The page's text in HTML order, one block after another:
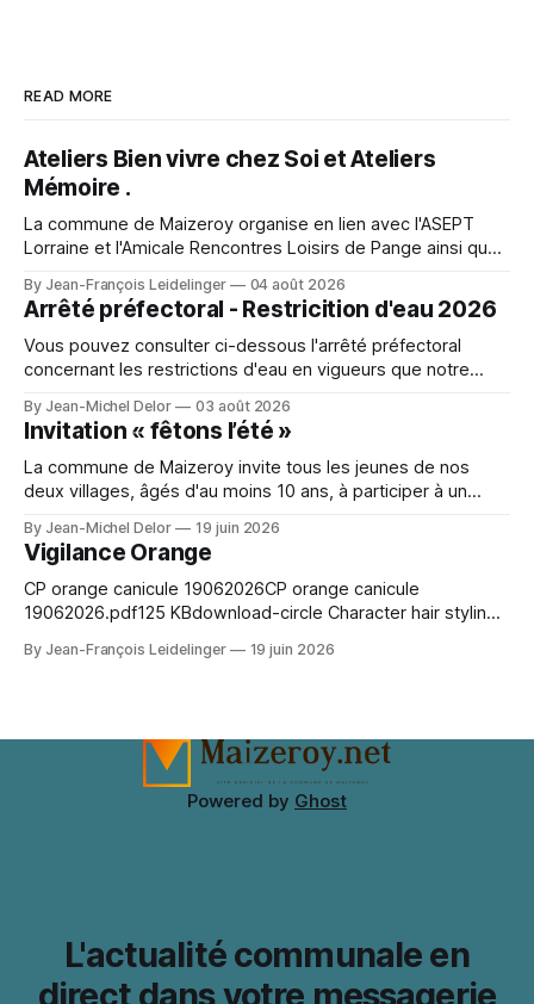
READ MORE
Ateliers Bien vivre chez Soi et Ateliers
Mémoire .
La commune de Maizeroy organise en lien avec l'ASEPT
Lorraine et l'Amicale Rencontres Loisirs de Pange ainsi que
ateliers. Ceux ci se dérouleront à Maizeroy pour la partie
Bien vivre chez soi et à Pange pour l'
By Jean-François Leidelinger 04 août 2026
Arrêté préfectoral - Restricition d'eau 2026
Vous pouvez consulter ci-dessous l'arrêté préfectoral
concernant les restrictions d'eau en vigueurs que notre
with comfort during events or photo shoots. Lighting can
change how textures and colours appear in photographs.
For event preparation, Space Ereshkigal cosplay
By Jean-Michel Delor 03 août 2026
Invitation « fêtons l’été »
La commune de Maizeroy invite tous les jeunes de nos
deux villages, âgés d'au moins 10 ans, à participer à un
création. Venez nombreux !
By Jean-Michel Delor 19 juin 2026
Vigilance Orange
CP orange canicule 19062026CP orange canicule
19062026.pdf125 KBdownload-circle Character hair styling
A wig cap can improve stability and keep natural hair
By Jean-François Leidelinger 19 juin 2026
Powered by Ghost
L'actualité communale en
direct dans votre messagerie